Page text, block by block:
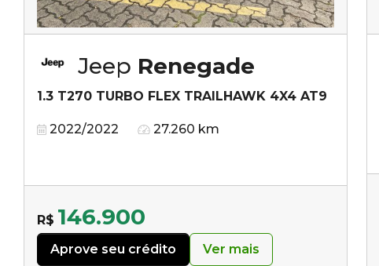
Jeep Renegade
1.3 T270 TURBO FLEX TRAILHAWK 4X4 AT9
2022/2022 27.260 km
R$ 146.900
Aprove seu crédito Ver mais